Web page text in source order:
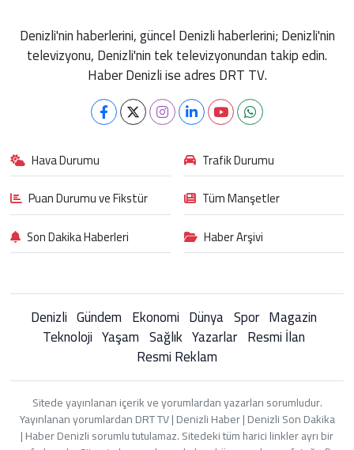
Denizli'nin haberlerini, güncel Denizli haberlerini; Denizli'nin
televizyonu, Denizli'nin tek televizyonundan takip edin.
Haber Denizli ise adres DRT TV.
Hava Durumu
Trafik Durumu
Puan Durumu ve Fikstür
Tüm Manşetler
Son Dakika Haberleri
Haber Arşivi
Denizli Gündem Ekonomi Dünya Spor Magazin
Teknoloji Yaşam Sağlık Yazarlar Resmi İlan
Resmi Reklam
Sitede yayınlanan içerik ve yorumlardan yazarları sorumludur.
Yayınlanan yorumlardan DRT TV | Denizli Haber | Denizli Son Dakika
| Haber Denizli sorumlu tutulamaz. Sitedeki tüm harici linkler ayrı bir